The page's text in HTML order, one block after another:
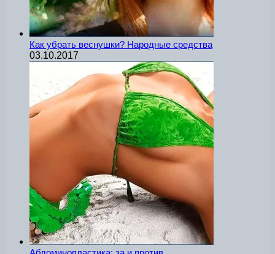
Как убрать веснушки? Народные средства
03.10.2017